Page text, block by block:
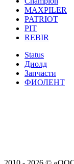
MAXPILER
PATRIOT
PIT
REBIR
Status
Диолд
Запчасти
ФИОЛЕНТ